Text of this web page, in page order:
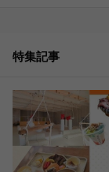
特集記事